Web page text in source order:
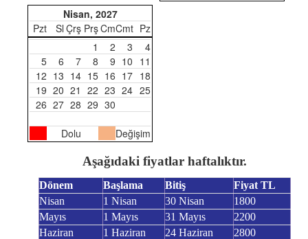
Nisan, 2027
Pzt
Sl Çrş PrşCmCmt Pz
1
2 3
4
5
6 7 8 9 10 11
12 13 14 15 16 17 18
19 20 21 22 23 24 25
26 27 28 29 30
Dolu Değişim
Aşağıdaki fiyatlar haftalıktır.
Dönem Başlama Bitiş
Fiyat TL
Nisan
1 Nisan 30 Nisan
1800
Mayıs
1 Mayıs 31 Mayıs
2200
Haziran
1 Haziran 24 Haziran
2800